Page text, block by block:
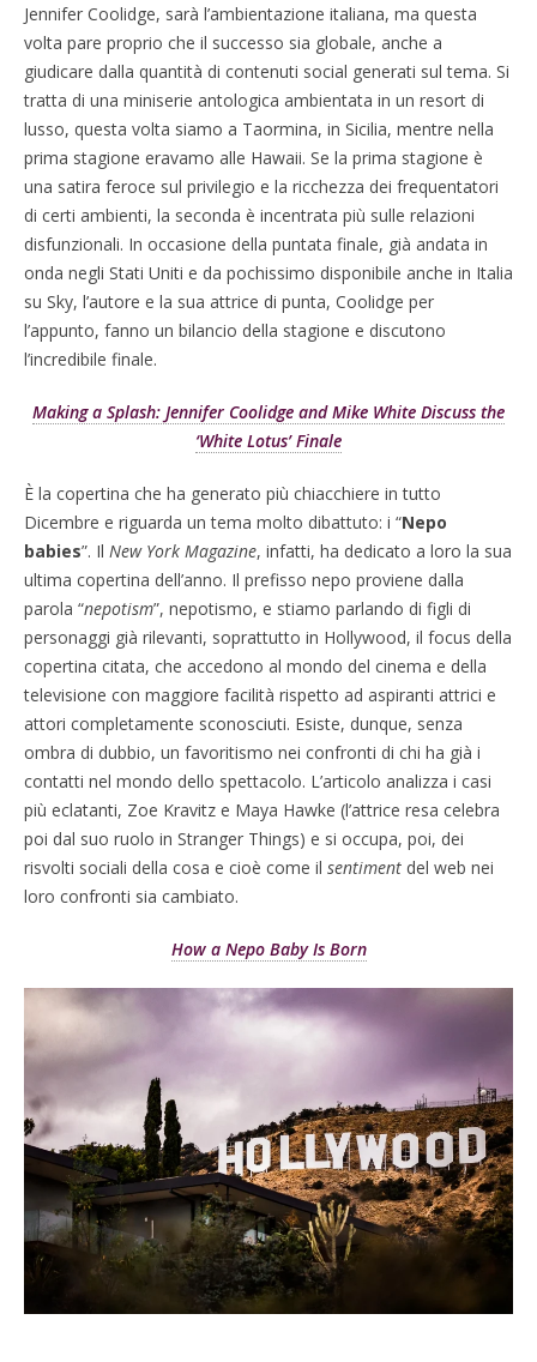
Jennifer Coolidge, sarà l’ambientazione italiana, ma questa
volta pare proprio che il successo sia globale, anche a
giudicare dalla quantità di contenuti social generati sul tema. Si
tratta di una miniserie antologica ambientata in un resort di
lusso, questa volta siamo a Taormina, in Sicilia, mentre nella
prima stagione eravamo alle Hawaii. Se la prima stagione è
una satira feroce sul privilegio e la ricchezza dei frequentatori
di certi ambienti, la seconda è incentrata più sulle relazioni
disfunzionali. In occasione della puntata finale, già andata in
onda negli Stati Uniti e da pochissimo disponibile anche in Italia
su Sky, l’autore e la sua attrice di punta, Coolidge per
l’appunto, fanno un bilancio della stagione e discutono
l’incredibile finale.
Making a Splash: Jennifer Coolidge and Mike White Discuss the
‘White Lotus’ Finale
È la copertina che ha generato più chiacchiere in tutto
Dicembre e riguarda un tema molto dibattuto: i “Nepo
babies”. Il New York Magazine, infatti, ha dedicato a loro la sua
ultima copertina dell’anno. Il prefisso nepo proviene dalla
parola “nepotism”, nepotismo, e stiamo parlando di figli di
personaggi già rilevanti, soprattutto in Hollywood, il focus della
copertina citata, che accedono al mondo del cinema e della
televisione con maggiore facilità rispetto ad aspiranti attrici e
attori completamente sconosciuti. Esiste, dunque, senza
ombra di dubbio, un favoritismo nei confronti di chi ha già i
contatti nel mondo dello spettacolo. L’articolo analizza i casi
più eclatanti, Zoe Kravitz e Maya Hawke (l’attrice resa celebra
poi dal suo ruolo in Stranger Things) e si occupa, poi, dei
risvolti sociali della cosa e cioè come il sentiment del web nei
loro confronti sia cambiato.
How a Nepo Baby Is Born